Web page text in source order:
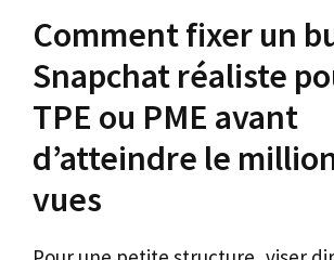
Comment fixer un
Snapchat réaliste
TPE ou PME avant
d’atteindre le
vues